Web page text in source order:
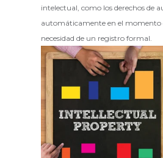
intelectual, como los derechos de
automáticamente en el momento
necesidad de un registro formal.